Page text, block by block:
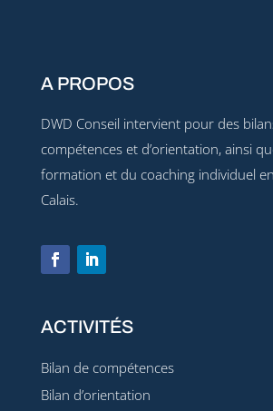
A PROPOS
DWD Conseil intervient pour des
compétences et d’orientation, ainsi
formation et du coaching individuel
Calais.
ACTIVITÉS
Bilan de compétences
Bilan d’orientation